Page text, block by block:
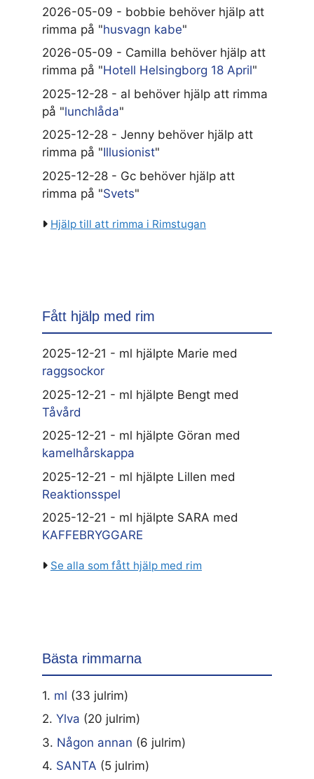
2026-05-09 - bobbie behöver hjälp att
rimma på "husvagn kabe"
2026-05-09 - Camilla behöver hjälp att
rimma på "Hotell Helsingborg 18 April"
2025-12-28 - al behöver hjälp att rimma
på "lunchlåda"
2025-12-28 - Jenny behöver hjälp att
rimma på "Illusionist"
2025-12-28 - Gc behöver hjälp att
rimma på "Svets"
Hjälp till att rimma i Rimstugan
Fått hjälp med rim
2025-12-21 - ml hjälpte Marie med
raggsockor
2025-12-21 - ml hjälpte Bengt med
Tåvård
2025-12-21 - ml hjälpte Göran med
kamelhårskappa
2025-12-21 - ml hjälpte Lillen med
Reaktionsspel
2025-12-21 - ml hjälpte SARA med
KAFFEBRYGGARE
Se alla som fått hjälp med rim
Bästa rimmarna
1. ml (33 julrim)
2. Ylva (20 julrim)
3. Någon annan (6 julrim)
4. SANTA (5 julrim)